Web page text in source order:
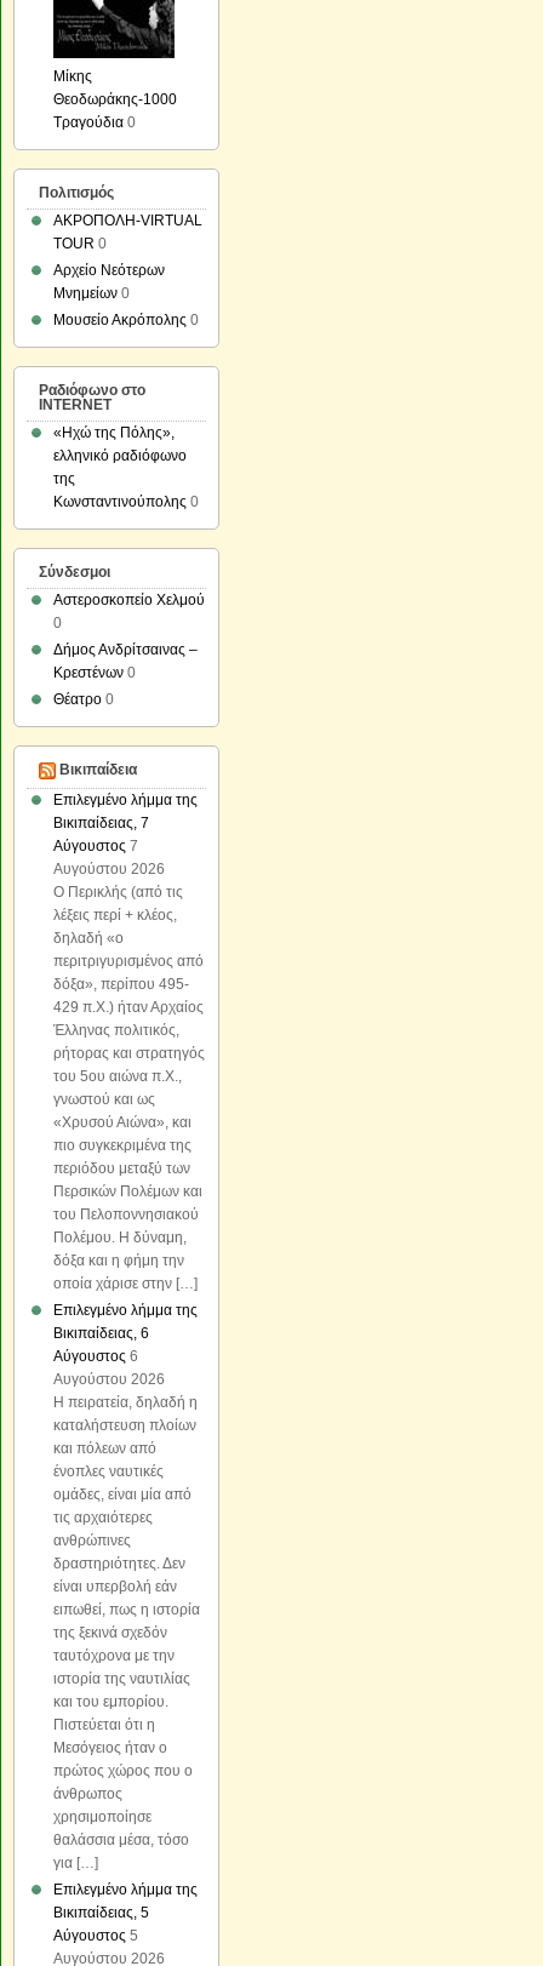
Μίκης
Θεοδωράκης-1000
Τραγούδια 0
Πολιτισμός
ΑΚΡΟΠΟΛΗ-VIRTUAL
TOUR 0
Αρχείο Νεότερων
Μνημείων 0
Μουσείο Ακρόπολης 0
Ραδιόφωνο στο
INTERNET
«Ηχώ της Πόλης»,
ελληνικό ραδιόφωνο
της
Κωνσταντινούπολης 0
Σύνδεσμοι
Αστεροσκοπείο Χελμού
0
Δήμος Ανδρίτσαινας –
Κρεστένων 0
Θέατρο 0
Βικιπαίδεια
Επιλεγμένο λήμμα της
Βικιπαίδειας, 7
Αύγουστος 7
Αυγούστου 2026
Ο Περικλής (από τις
λέξεις περί + κλέος,
δηλαδή «o
περιτριγυρισμένος από
δόξα», περίπου 495-
429 π.Χ.) ήταν Αρχαίος
Έλληνας πολιτικός,
ρήτορας και στρατηγός
του 5ου αιώνα π.Χ.,
γνωστού και ως
«Χρυσού Αιώνα», και
πιο συγκεκριμένα της
περιόδου μεταξύ των
Περσικών Πολέμων και
του Πελοποννησιακού
Πολέμου. Η δύναμη,
δόξα και η φήμη την
οποία χάρισε στην […]
Επιλεγμένο λήμμα της
Βικιπαίδειας, 6
Αύγουστος 6
Αυγούστου 2026
Η πειρατεία, δηλαδή η
καταλήστευση πλοίων
και πόλεων από
ένοπλες ναυτικές
ομάδες, είναι μία από
τις αρχαιότερες
ανθρώπινες
δραστηριότητες. Δεν
είναι υπερβολή εάν
ειπωθεί, πως η ιστορία
της ξεκινά σχεδόν
ταυτόχρονα με την
ιστορία της ναυτιλίας
και του εμπορίου.
Πιστεύεται ότι η
Μεσόγειος ήταν ο
πρώτος χώρος που ο
άνθρωπος
χρησιμοποίησε
θαλάσσια μέσα, τόσο
για […]
Επιλεγμένο λήμμα της
Βικιπαίδειας, 5
Αύγουστος 5
Αυγούστου 2026